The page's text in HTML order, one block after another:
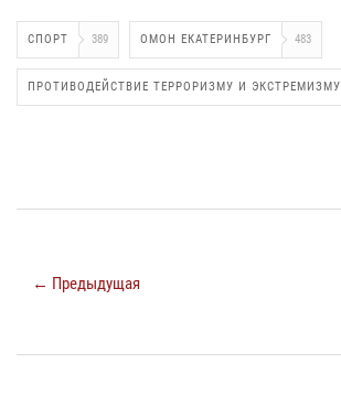
СПОРТ 389 ОМОН ЕКАТЕРИНБУРГ 483
ПРОТИВОДЕЙСТВИЕ ТЕРРОРИЗМУ И ЭКСТРЕМИЗМУ
← Предыдущая